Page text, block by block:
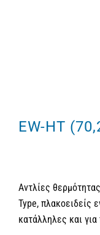
EW-HT
Αντλίες
Type, πλακοειδείς
κατάλληλες και